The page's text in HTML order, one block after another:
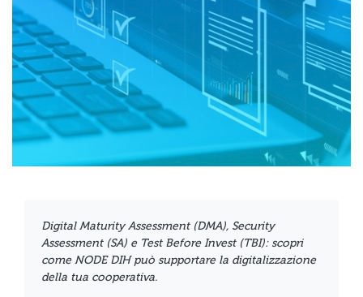
Digital Maturity Assessment (DMA), Security
Assessment (SA) e Test Before Invest (TBI): scopri
come NODE DIH può supportare la digitalizzazione
della tua cooperativa.